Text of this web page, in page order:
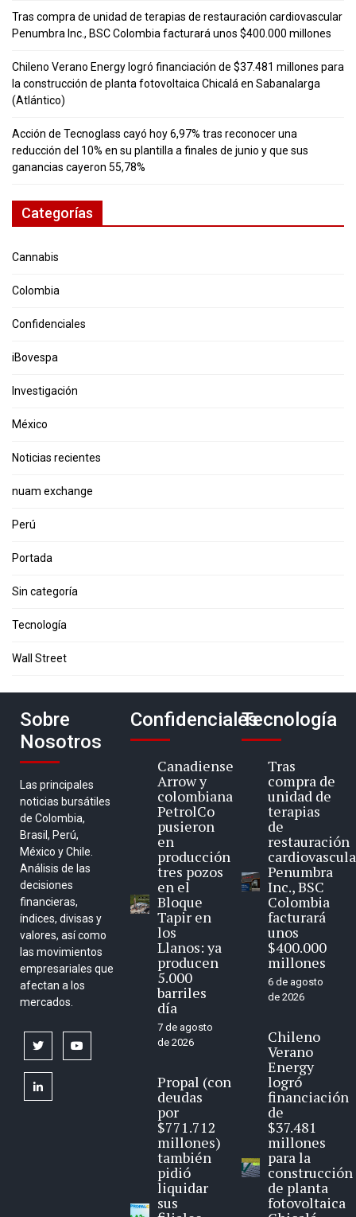
Tras compra de unidad de terapias de restauración cardiovascular
Penumbra Inc., BSC Colombia facturará unos $400.000 millones
Chileno Verano Energy logró financiación de $37.481 millones para
la construcción de planta fotovoltaica Chicalá en Sabanalarga
(Atlántico)
Acción de Tecnoglass cayó hoy 6,97% tras reconocer una
reducción del 10% en su plantilla a finales de junio y que sus
ganancias cayeron 55,78%
Categorías
Cannabis
Colombia
Confidenciales
iBovespa
Investigación
México
Noticias recientes
nuam exchange
Perú
Portada
Sin categoría
Tecnología
Wall Street
Sobre
Nosotros
Las principales
noticias bursátiles
de Colombia,
Brasil, Perú,
México y Chile.
Análisis de las
decisiones
financieras,
índices, divisas y
valores, así como
las movimientos
empresariales que
afectan a los
mercados.
twitter
linkedin
Confidenciales
Canadiense
Arrow y
colombiana
PetrolCo
pusieron
en
producción
tres pozos
en el
Bloque
Tapir en
los
Llanos: ya
producen
5.000
barriles
día
7 de agosto
de 2026
Propal (con
deudas
por
$771.712
millones)
también
pidió
liquidar
sus
Tecnología
Tras
compra de
unidad de
terapias
de
restauración
Penumbra
Inc., BSC
Colombia
facturará
unos
$400.000
millones
6 de agosto
de 2026
Chileno
Verano
Energy
logró
financiación
de
$37.481
millones
para la
construcción
de planta
fotovoltaica